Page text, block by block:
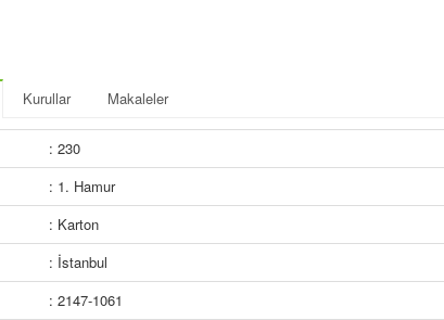
Kurullar Makaleler
: 230
: 1. Hamur
: Karton
: İstanbul
: 2147-1061